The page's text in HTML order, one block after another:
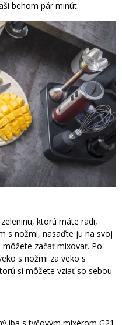
behom pár minút.
ktorú máte radi,
s nožmi, nasaďte ju na svoj
môžete začať mixovať. Po
s nožmi za veko s
si môžete vziať so sebou